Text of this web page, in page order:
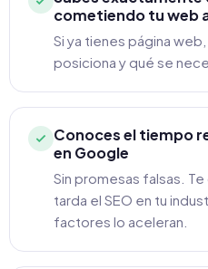
cometiendo tu web
Si ya tienes página
posiciona y qué se
Conoces el tiempo
en Google
Sin promesas falsas.
tarda el SEO en tu
factores lo aceleran.